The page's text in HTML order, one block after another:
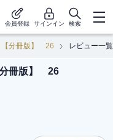
会員登録 サインイン 検索
【分冊版】 26 レビュー一覧
分冊版】 26